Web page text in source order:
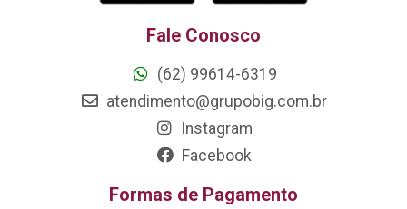
Fale Conosco
(62) 99614-6319
atendimento@grupobig.com.br
Instagram
Facebook
Formas de Pagamento